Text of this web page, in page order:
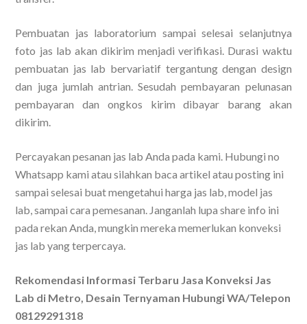
Pembuatan jas laboratorium sampai selesai selanjutnya
foto jas lab akan dikirim menjadi verifikasi. Durasi waktu
pembuatan jas lab bervariatif tergantung dengan design
dan juga jumlah antrian. Sesudah pembayaran pelunasan
pembayaran dan ongkos kirim dibayar barang akan
dikirim.
Percayakan pesanan jas lab Anda pada kami. Hubungi no
Whatsapp kami atau silahkan baca artikel atau posting ini
sampai selesai buat mengetahui harga jas lab, model jas
lab, sampai cara pemesanan. Janganlah lupa share info ini
pada rekan Anda, mungkin mereka memerlukan konveksi
jas lab yang terpercaya.
Rekomendasi Informasi Terbaru Jasa Konveksi Jas
Lab di Metro, Desain Ternyaman Hubungi WA/Telepon
08129291318